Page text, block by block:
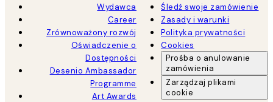
Wydawca
Career
Zrównoważony rozwój
Oświadczenie o
Dostępności
Desenio Ambassador
Programme
Art Awards
Śledź swoje zamówienie
Zasady i warunki
Polityka prywatności
Cookies
Prośba o anulowanie
zamówienia
Zarządzaj plikami
cookie